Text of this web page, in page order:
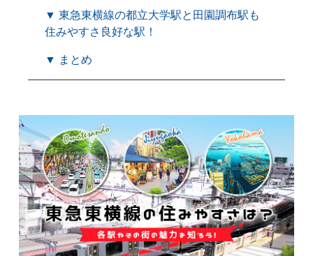
▼ 東急東横線の都立大学駅と田園調布駅も
住みやすさ良好な駅！
▼ まとめ